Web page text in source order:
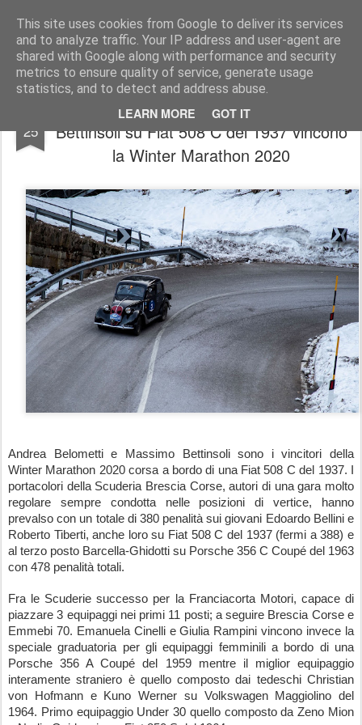
This site uses cookies from Google to deliver its services
and to analyze traffic. Your IP address and user-agent are
shared with Google along with performance and security
metrics to ensure quality of service, generate usage
statistics, and to detect and address abuse.
LEARN MORE GOT IT
AutoMotoCorse. Motorsport Random News 280912
25
Regolarità AutoStoriche/ Belometti-
Bettinsoli su Fiat 508 C del 1937 vincono
la Winter Marathon 2020
Andrea Belometti e Massimo Bettinsoli sono i vincitori della
Winter Marathon 2020 corsa a bordo di una Fiat 508 C del 1937. I
portacolori della Scuderia Brescia Corse, autori di una gara molto
regolare sempre condotta nelle posizioni di vertice, hanno
prevalso con un totale di 380 penalità sui giovani Edoardo Bellini e
Roberto Tiberti, anche loro su Fiat 508 C del 1937 (fermi a 388) e
al terzo posto Barcella-Ghidotti su Porsche 356 C Coupé del 1963
con 478 penalità totali.
Fra le Scuderie successo per la Franciacorta Motori, capace di
piazzare 3 equipaggi nei primi 11 posti; a seguire Brescia Corse e
Emmebi 70. Emanuela Cinelli e Giulia Rampini vincono invece la
speciale graduatoria per gli equipaggi femminili a bordo di una
Porsche 356 A Coupé del 1959 mentre il miglior equipaggio
interamente straniero è quello composto dai tedeschi Christian
von Hofmann e Kuno Werner su Volkswagen Maggiolino del
1964. Primo equipaggio Under 30 quello composto da Zeno Mion